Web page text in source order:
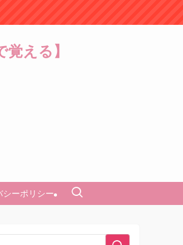
える】
シーポリシー